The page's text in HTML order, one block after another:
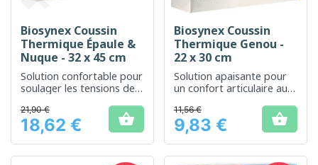
Biosynex Coussin
Thermique Épaule &
Nuque - 32 x 45 cm
Solution confortable pour
soulager les tensions de
Prix
21,90 €
18,62 € 
Biosynex Coussin
Thermique Genou -
22 x 30 cm
Solution apaisante pour
un confort articulaire au
Prix
11,56 €
9,83 € 